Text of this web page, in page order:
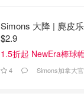
Simons 大降 | 麂皮
$2.9
1.5折起 NewEra棒球
4 Simons加拿大